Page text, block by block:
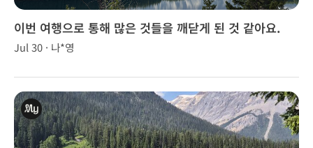
이번 여행으로 통해 많은 것들을 깨닫게 된 것 같아요.
Jul 30 · 나*영